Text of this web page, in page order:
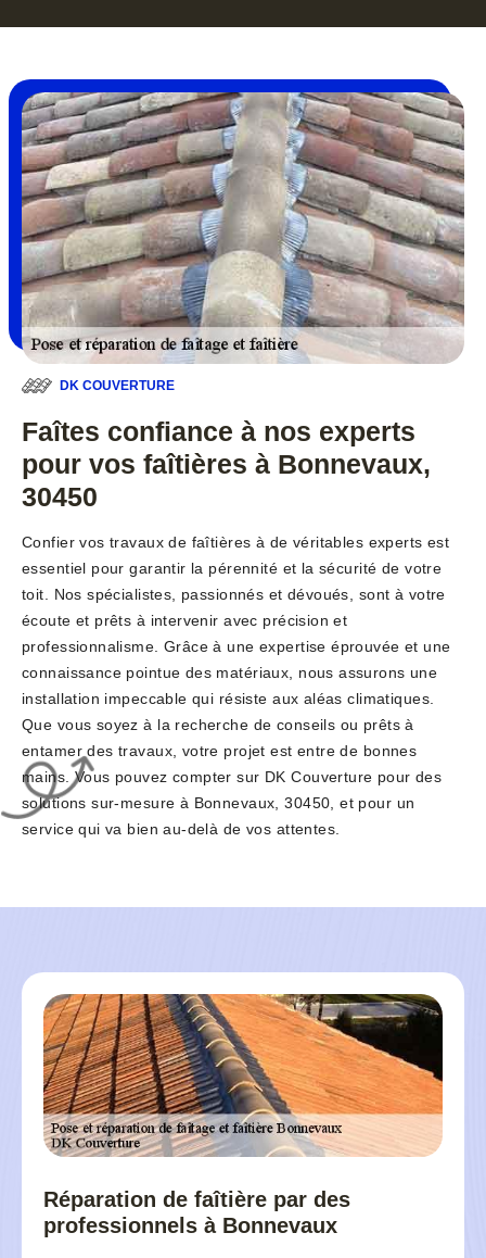
DK COUVERTURE
Faîtes confiance à nos experts
pour vos faîtières à Bonnevaux,
30450
Confier vos travaux de faîtières à de véritables experts est
essentiel pour garantir la pérennité et la sécurité de votre
toit. Nos spécialistes, passionnés et dévoués, sont à votre
écoute et prêts à intervenir avec précision et
professionnalisme. Grâce à une expertise éprouvée et une
connaissance pointue des matériaux, nous assurons une
installation impeccable qui résiste aux aléas climatiques.
Que vous soyez à la recherche de conseils ou prêts à
entamer des travaux, votre projet est entre de bonnes
mains. Vous pouvez compter sur DK Couverture pour des
solutions sur-mesure à Bonnevaux, 30450, et pour un
service qui va bien au-delà de vos attentes.
Réparation de faîtière par des
professionnels à Bonnevaux